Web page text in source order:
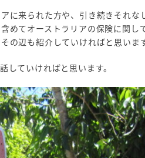
に来られた方や、引き続きそれな
めてオーストラリアの保険に関し
の辺も紹介していければと思います
ていければと思います。